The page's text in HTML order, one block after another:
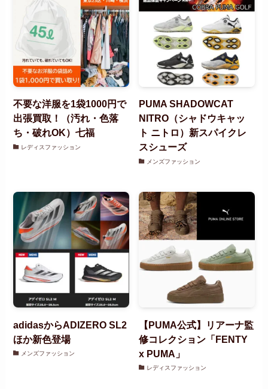
不要な洋服を1袋1000円で
出張買取！（汚れ・色落
ち・破れOK）七福
レディスファッション
PUMA SHADOWCAT
NITRO（シャドウキャッ
ト ニトロ）新スパイクレ
スシューズ
メンズファッション
adidasからADIZERO SL2
ほか新色登場
メンズファッション
【PUMA公式】リアーナ監
修コレクション「FENTY
x PUMA」
レディスファッション